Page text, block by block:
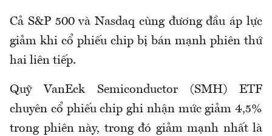
Cả S&P 500 và Nasdaq cùng đương đầu áp lực
giảm khi cổ phiếu chip bị bán mạnh phiên thứ
hai liên tiếp.
Quỹ VanEck Semiconductor (SMH) ETF
chuyên cổ phiếu chip ghi nhận mức giảm 4,5%
trong phiên này, trong đó giảm mạnh nhất là